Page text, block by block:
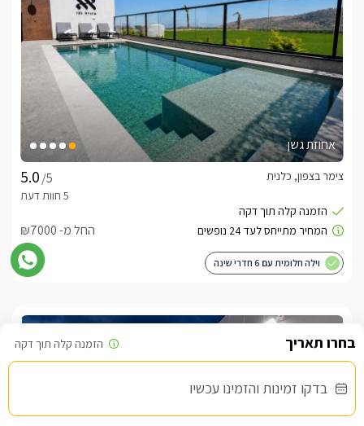
בדקו זמינות והזמינו עכשיו
אחוזת גשן
/5
צימר בצפון, כלנית
החל מ- ₪7000
וילה חלומית עם 6 חדרי שינה